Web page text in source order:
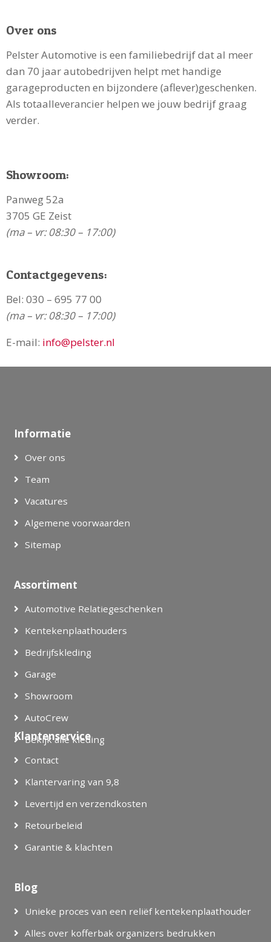
Over ons
Pelster Automotive is een familiebedrijf dat al meer
dan 70 jaar autobedrijven helpt met handige
garageproducten en bijzondere (aflever)geschenken.
Als totaalleverancier helpen we jouw bedrijf graag
verder.
Showroom:
Panweg 52a
3705 GE Zeist
(ma – vr: 08:30 – 17:00)
Contactgegevens:
Bel: 030 – 695 77 00
(ma – vr: 08:30 – 17:00)
E-mail: info@pelster.nl
Informatie
Over ons
Team
Vacatures
Algemene voorwaarden
Sitemap
Assortiment
Automotive Relatiegeschenken
Kentekenplaathouders
Bedrijfskleding
Garage
Showroom
AutoCrew
Bekijk alle kleding
Klantenservice
Contact
Klantervaring van 9,8
Levertijd en verzendkosten
Retourbeleid
Garantie & klachten
Blog
Unieke proces van een reliëf kentekenplaathouder
Alles over kofferbak organizers bedrukken